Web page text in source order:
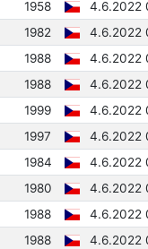
1958
4.6.2022
1982
4.6.2022
1988
4.6.2022
1988
4.6.2022
1999
4.6.2022
1997
4.6.2022
1984
4.6.2022
1980
4.6.2022
1988
4.6.2022
1988
4.6.2022